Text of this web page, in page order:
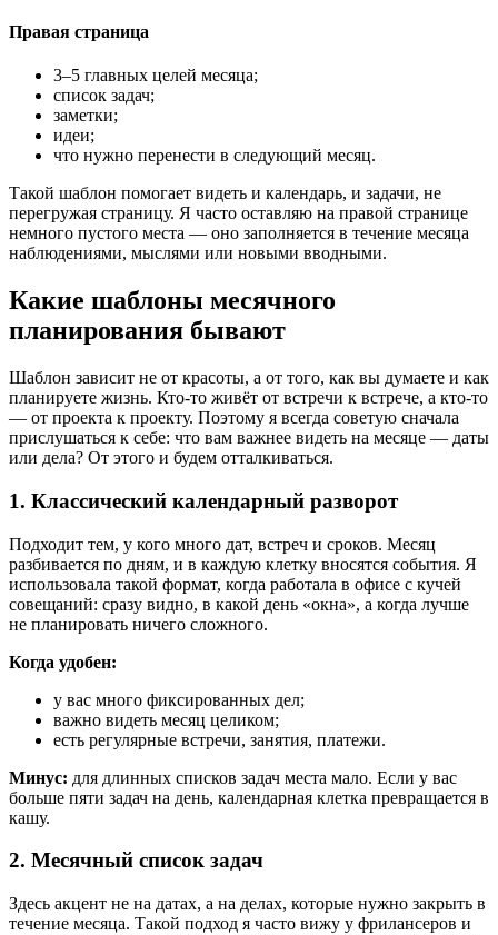
Правая страница
3–5 главных целей месяца;
список задач;
заметки;
идеи;
что нужно перенести в следующий месяц.
Такой шаблон помогает видеть и календарь, и задачи, не
перегружая страницу. Я часто оставляю на правой странице
немного пустого места — оно заполняется в течение месяца
наблюдениями, мыслями или новыми вводными.
Какие шаблоны месячного
планирования бывают
Шаблон зависит не от красоты, а от того, как вы думаете и как
планируете жизнь. Кто-то живёт от встречи к встрече, а кто-то
— от проекта к проекту. Поэтому я всегда советую сначала
прислушаться к себе: что вам важнее видеть на месяце — даты
или дела? От этого и будем отталкиваться.
1. Классический календарный разворот
Подходит тем, у кого много дат, встреч и сроков. Месяц
разбивается по дням, и в каждую клетку вносятся события. Я
использовала такой формат, когда работала в офисе с кучей
совещаний: сразу видно, в какой день «окна», а когда лучше
не планировать ничего сложного.
Когда удобен:
у вас много фиксированных дел;
важно видеть месяц целиком;
есть регулярные встречи, занятия, платежи.
Минус: для длинных списков задач места мало. Если у вас
больше пяти задач на день, календарная клетка превращается в
кашу.
2. Месячный список задач
Здесь акцент не на датах, а на делах, которые нужно закрыть в
течение месяца. Такой подход я часто вижу у фрилансеров и